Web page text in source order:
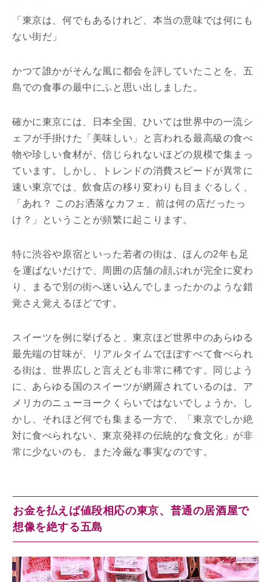
「東京は、何でもあるけれど、本当の意味では何にも
ない街だ」
かつて誰かがそんな風に都会を評していたことを、五
島での食事の最中にふと思い出しました。
確かに東京には、日本全国、ひいては世界中の一流シ
ェフが手掛けた「美味しい」と言われる最高級の食べ
物や珍しい食材が、信じられないほどの規模で集まっ
ています。しかし、トレンドの消費スピードが異常に
速い東京では、飲食店の移り変わりも目まぐるしく、
「あれ？ このお洒落なカフェ、前は何の店だったっ
け？」ということが頻繁に起こります。
特に渋谷や原宿といった若者の街は、ほんの2年も足
を運ばないだけで、周囲の店舗の顔ぶれが完全に変わ
り、まるで別の街へ迷い込んでしまったかのような錯
覚さえ覚えるほどです。
スイーツを例に挙げると、東京ほど世界中のあらゆる
最先端の甘味が、リアルタイムでほぼすべて食べられ
る街は、世界広しと言えども非常に稀です。同じよう
に、あらゆる国のスイーツが網羅されているのは、ア
メリカのニューヨークくらいではないでしょうか。し
かし、それほど何でも集まる一方で、「東京でしか絶
対に食べられない、東京発祥の伝統的な食文化」が非
常に少ないのも、また冷厳な事実なのです。
お金を払えば値段相応の東京、普通の居酒屋で
想像を絶する五島